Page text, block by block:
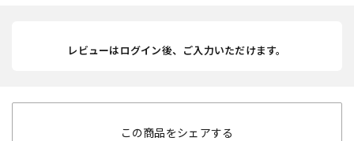
レビューはログイン後、ご入力いただけます。
この商品をシェアする